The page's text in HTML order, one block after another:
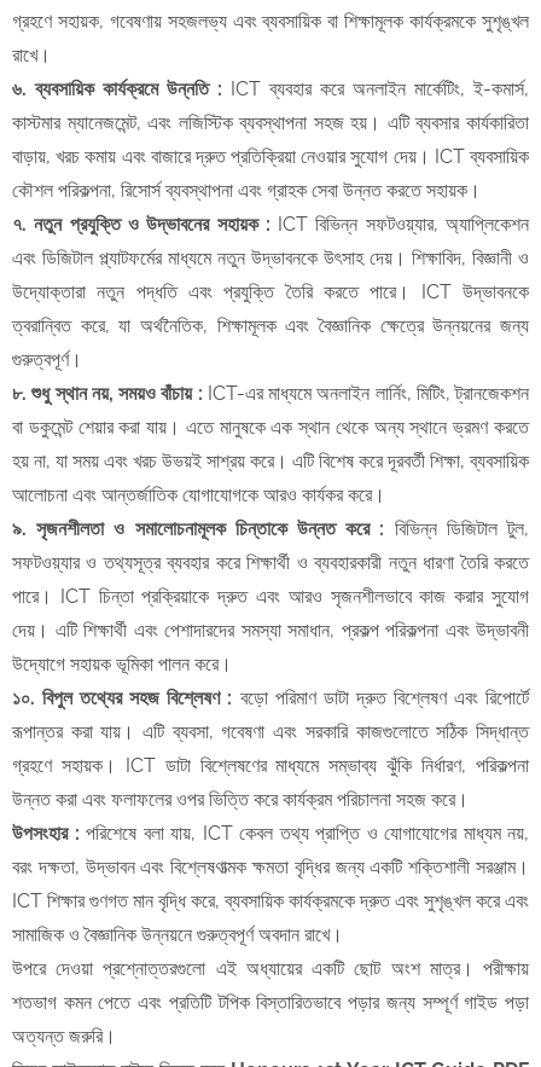
গ্রহণে সহায়ক, গবেষণায় সহজলভ্য এবং ব্যবসায়িক বা শিক্ষামূলক কার্যক্রমকে সুশৃঙ্খল
রাখে।
​৬. ব্যবসায়িক কার্যক্রমে উন্নতি : ICT ব্যবহার করে অনলাইন মার্কেটিং, ই-কমার্স,
কাস্টমার ম্যানেজমেন্ট, এবং লজিস্টিক ব্যবস্থাপনা সহজ হয়। এটি ব্যবসার কার্যকারিতা
বাড়ায়, খরচ কমায় এবং বাজারে দ্রুত প্রতিক্রিয়া নেওয়ার সুযোগ দেয়। ICT ব্যবসায়িক
কৌশল পরিকল্পনা, রিসোর্স ব্যবস্থাপনা এবং গ্রাহক সেবা উন্নত করতে সহায়ক।
​৭. নতুন প্রযুক্তি ও উদ্ভাবনের সহায়ক : ICT বিভিন্ন সফটওয়্যার, অ্যাপ্লিকেশন
এবং ডিজিটাল প্ল্যাটফর্মের মাধ্যমে নতুন উদ্ভাবনকে উৎসাহ দেয়। শিক্ষাবিদ, বিজ্ঞানী ও
উদ্যোক্তারা নতুন পদ্ধতি এবং প্রযুক্তি তৈরি করতে পারে। ICT উদ্ভাবনকে
ত্বরান্বিত করে, যা অর্থনৈতিক, শিক্ষামূলক এবং বৈজ্ঞানিক ক্ষেত্রে উন্নয়নের জন্য
গুরুত্বপূর্ণ।
​৮. শুধু স্থান নয়, সময়ও বাঁচায় : ICT-এর মাধ্যমে অনলাইন লার্নিং, মিটিং, ট্রানজেকশন
বা ডকুমেন্ট শেয়ার করা যায়। এতে মানুষকে এক স্থান থেকে অন্য স্থানে ভ্রমণ করতে
হয় না, যা সময় এবং খরচ উভয়ই সাশ্রয় করে। এটি বিশেষ করে দূরবর্তী শিক্ষা, ব্যবসায়িক
আলোচনা এবং আন্তর্জাতিক যোগাযোগকে আরও কার্যকর করে।
​৯. সৃজনশীলতা ও সমালোচনামূলক চিন্তাকে উন্নত করে : বিভিন্ন ডিজিটাল টুল,
সফটওয়্যার ও তথ্যসূত্র ব্যবহার করে শিক্ষার্থী ও ব্যবহারকারী নতুন ধারণা তৈরি করতে
পারে। ICT চিন্তা প্রক্রিয়াকে দ্রুত এবং আরও সৃজনশীলভাবে কাজ করার সুযোগ
দেয়। এটি শিক্ষার্থী এবং পেশাদারদের সমস্যা সমাধান, প্রকল্প পরিকল্পনা এবং উদ্ভাবনী
উদ্যোগে সহায়ক ভূমিকা পালন করে।
​১০. বিপুল তথ্যের সহজ বিশ্লেষণ : বড়ো পরিমাণ ডাটা দ্রুত বিশ্লেষণ এবং রিপোর্টে
রূপান্তর করা যায়। এটি ব্যবসা, গবেষণা এবং সরকারি কাজগুলোতে সঠিক সিদ্ধান্ত
গ্রহণে সহায়ক। ICT ডাটা বিশ্লেষণের মাধ্যমে সম্ভাব্য ঝুঁকি নির্ধারণ, পরিকল্পনা
উন্নত করা এবং ফলাফলের ওপর ভিত্তি করে কার্যক্রম পরিচালনা সহজ করে।
​উপসংহার : পরিশেষে বলা যায়, ICT কেবল তথ্য প্রাপ্তি ও যোগাযোগের মাধ্যম নয়,
বরং দক্ষতা, উদ্ভাবন এবং বিশ্লেষণাত্মক ক্ষমতা বৃদ্ধির জন্য একটি শক্তিশালী সরঞ্জাম।
ICT শিক্ষার গুণগত মান বৃদ্ধি করে, ব্যবসায়িক কার্যক্রমকে দ্রুত এবং সুশৃঙ্খল করে এবং
সামাজিক ও বৈজ্ঞানিক উন্নয়নে গুরুত্বপূর্ণ অবদান রাখে।
উপরে দেওয়া প্রশ্নোত্তরগুলো এই অধ্যায়ের একটি ছোট অংশ মাত্র। পরীক্ষায়
শতভাগ কমন পেতে এবং প্রতিটি টপিক বিস্তারিতভাবে পড়ার জন্য সম্পূর্ণ গাইড পড়া
অত্যন্ত জরুরি।